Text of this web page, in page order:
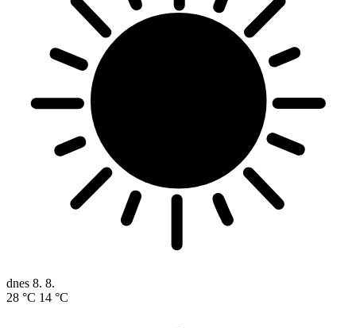
dnes 8. 8.
28 °C 14 °C